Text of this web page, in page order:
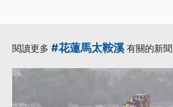
階段·更多...
閱讀更多 #花蓮馬太鞍溪 有關的新聞